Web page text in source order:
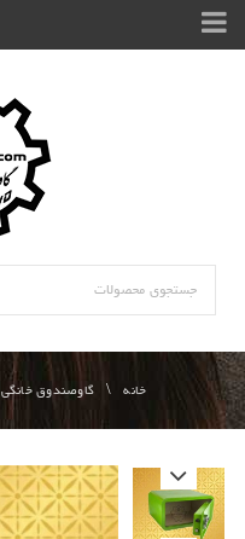
خانه \ گاوصندوق خانگی